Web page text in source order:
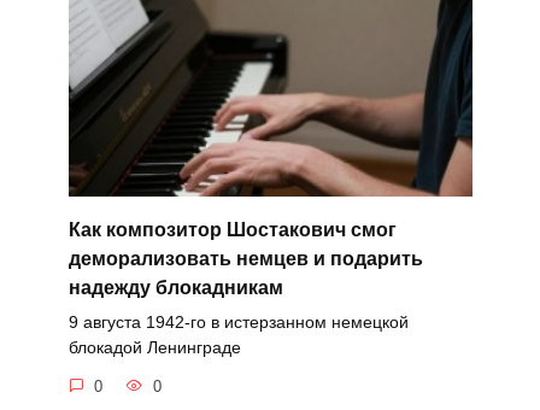
Как композитор Шостакович смог
деморализовать немцев и подарить
надежду блокадникам
9 августа 1942-го в истерзанном немецкой
блокадой Ленинграде
0 0